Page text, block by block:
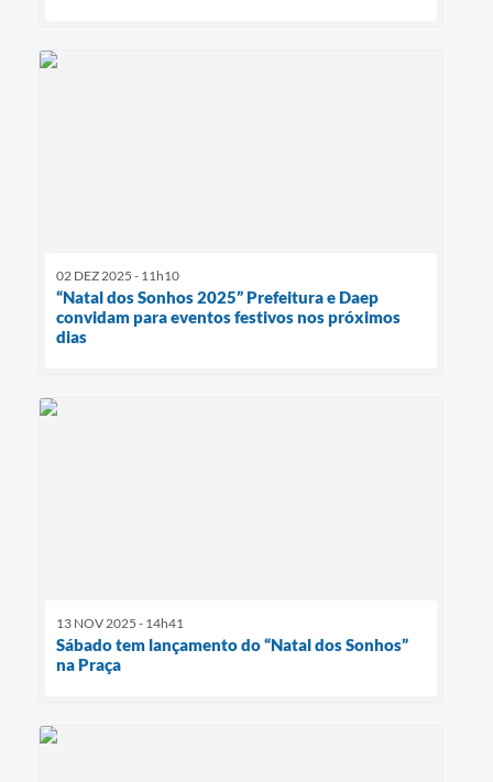
02 DEZ 2025 - 11h10
“Natal dos Sonhos 2025” Prefeitura e Daep
convidam para eventos festivos nos próximos
dias
13 NOV 2025 - 14h41
Sábado tem lançamento do “Natal dos Sonhos”
na Praça